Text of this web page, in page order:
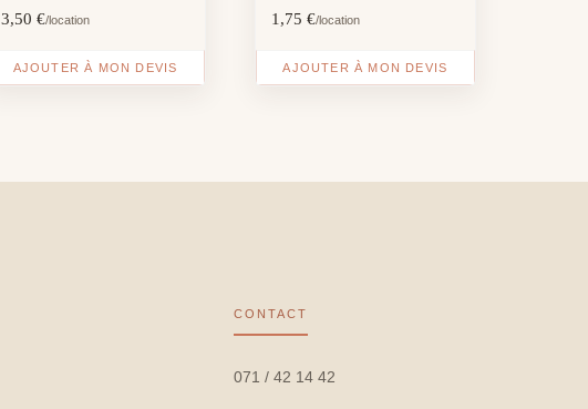
3,50 €/location
AJOUTER À MON DEVIS
1,75 €/location
AJOUTER À MON DEVIS
CONTACT
071 / 42 14 42